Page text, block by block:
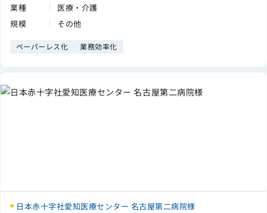
業種
医療・介護
規模
その他
ペーパーレス化 業務効率化
日本赤十字社愛知医療センター 名古屋第二病院様